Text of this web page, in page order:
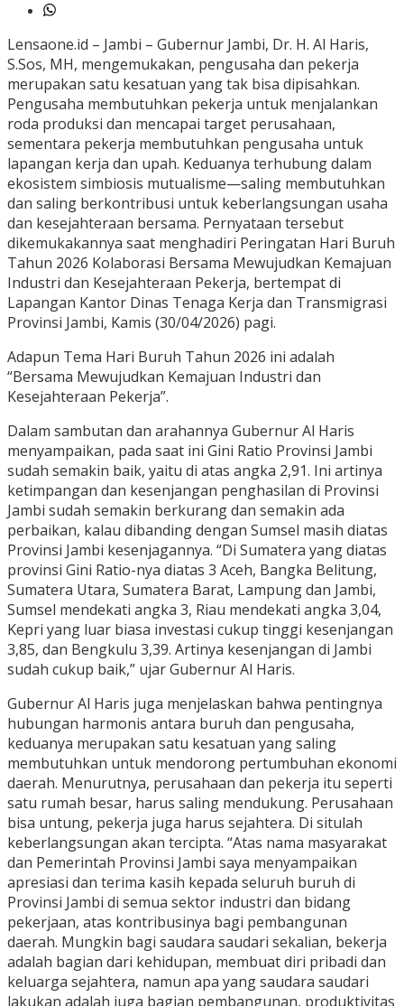
Lensaone.id – Jambi – Gubernur Jambi, Dr. H. Al Haris,
S.Sos, MH, mengemukakan, pengusaha dan pekerja
merupakan satu kesatuan yang tak bisa dipisahkan.
Pengusaha membutuhkan pekerja untuk menjalankan
roda produksi dan mencapai target perusahaan,
sementara pekerja membutuhkan pengusaha untuk
lapangan kerja dan upah. Keduanya terhubung dalam
ekosistem simbiosis mutualisme—saling membutuhkan
dan saling berkontribusi untuk keberlangsungan usaha
dan kesejahteraan bersama. Pernyataan tersebut
dikemukakannya saat menghadiri Peringatan Hari Buruh
Tahun 2026 Kolaborasi Bersama Mewujudkan Kemajuan
Industri dan Kesejahteraan Pekerja, bertempat di
Lapangan Kantor Dinas Tenaga Kerja dan Transmigrasi
Provinsi Jambi, Kamis (30/04/2026) pagi.
Adapun Tema Hari Buruh Tahun 2026 ini adalah
“Bersama Mewujudkan Kemajuan Industri dan
Kesejahteraan Pekerja”.
Dalam sambutan dan arahannya Gubernur Al Haris
menyampaikan, pada saat ini Gini Ratio Provinsi Jambi
sudah semakin baik, yaitu di atas angka 2,91. Ini artinya
ketimpangan dan kesenjangan penghasilan di Provinsi
Jambi sudah semakin berkurang dan semakin ada
perbaikan, kalau dibanding dengan Sumsel masih diatas
Provinsi Jambi kesenjagannya. “Di Sumatera yang diatas
provinsi Gini Ratio-nya diatas 3 Aceh, Bangka Belitung,
Sumatera Utara, Sumatera Barat, Lampung dan Jambi,
Sumsel mendekati angka 3, Riau mendekati angka 3,04,
Kepri yang luar biasa investasi cukup tinggi kesenjangan
3,85, dan Bengkulu 3,39. Artinya kesenjangan di Jambi
sudah cukup baik,” ujar Gubernur Al Haris.
Gubernur Al Haris juga menjelaskan bahwa pentingnya
hubungan harmonis antara buruh dan pengusaha,
keduanya merupakan satu kesatuan yang saling
membutuhkan untuk mendorong pertumbuhan ekonomi
daerah. Menurutnya, perusahaan dan pekerja itu seperti
satu rumah besar, harus saling mendukung. Perusahaan
bisa untung, pekerja juga harus sejahtera. Di situlah
keberlangsungan akan tercipta. “Atas nama masyarakat
dan Pemerintah Provinsi Jambi saya menyampaikan
apresiasi dan terima kasih kepada seluruh buruh di
Provinsi Jambi di semua sektor industri dan bidang
pekerjaan, atas kontribusinya bagi pembangunan
daerah. Mungkin bagi saudara saudari sekalian, bekerja
adalah bagian dari kehidupan, membuat diri pribadi dan
keluarga sejahtera, namun apa yang saudara saudari
lakukan adalah juga bagian pembangunan, produktivitas